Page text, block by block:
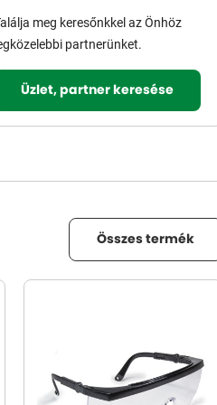
meg keresőnkkel az Önhöz
partnerünket.
Üzlet, partner keresése
Összes termék